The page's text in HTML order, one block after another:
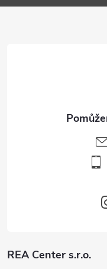
a
REA Center s.r.o.